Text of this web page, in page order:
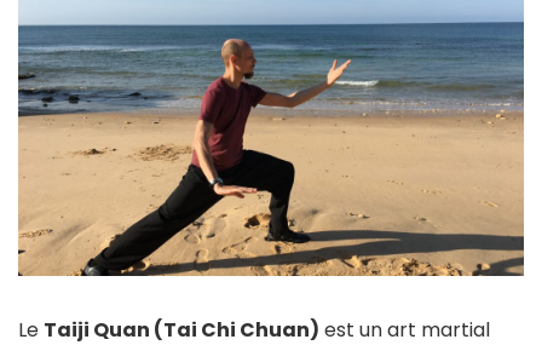
Le Taiji Quan (Tai Chi Chuan) est un art martial